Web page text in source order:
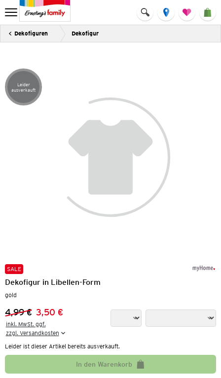
Dekofiguren Dekofigur
Artikel leider ausverkauft
Leider
ausverkauft
SALE
Dekofigur in Libellen-Form
gold
Vorheriger Preis:
4,99 €
Neuer Preis:
3,50 €
inkl. MwSt. ggf.
zzgl. Versandkosten
Leider ist dieser Artikel bereits ausverkauft.
In den Warenkorb